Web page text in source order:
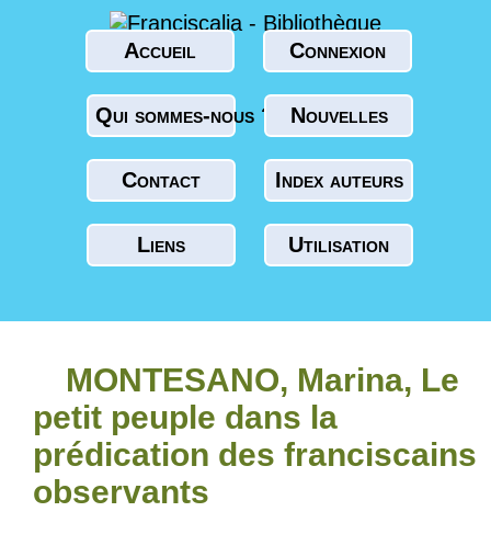
Accueil Connexion
Qui sommes-nous ? Nouvelles
Contact Index auteurs
Liens Utilisation
MONTESANO, Marina, Le
petit peuple dans la
prédication des franciscains
observants